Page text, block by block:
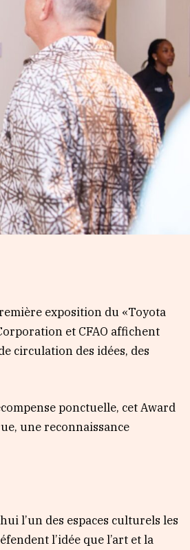
exposition du «Toyota
et CFAO affichent
circulation des idées, des
ponctuelle, cet Award
une reconnaissance
l’un des espaces culturels les
l’idée que l’art et la